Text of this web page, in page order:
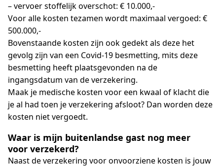
– vervoer stoffelijk overschot: € 10.000,-
Voor alle kosten tezamen wordt maximaal vergoed: €
500.000,-
Bovenstaande kosten zijn ook gedekt als deze het
gevolg zijn van een Covid-19 besmetting, mits deze
besmetting heeft plaatsgevonden na de
ingangsdatum van de verzekering.
Maak je medische kosten voor een kwaal of klacht die
je al had toen je verzekering afsloot? Dan worden deze
kosten niet vergoedt.
Waar is mijn buitenlandse gast nog meer
voor verzekerd?
Naast de verzekering voor onvoorziene kosten is jouw